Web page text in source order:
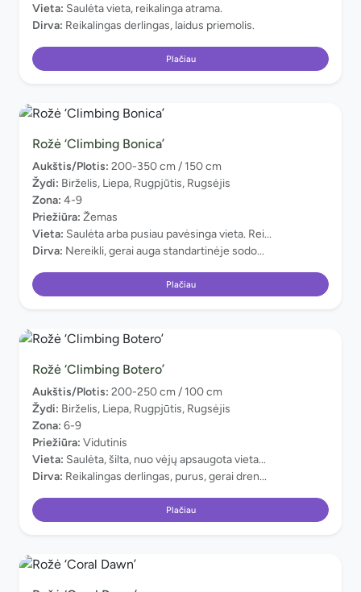
Vieta: Saulėta vieta, reikalinga atrama.
Dirva: Reikalingas derlingas, laidus priemolis.
Plačiau
Rožė ‘Climbing Bonica’
Aukštis/Plotis: 200-350 cm / 150 cm
Žydi: Birželis, Liepa, Rugpjūtis, Rugsėjis
Zona: 4-9
Priežiūra: Žemas
Vieta: Saulėta arba pusiau pavėsinga vieta. Rei...
Dirva: Nereikli, gerai auga standartinėje sodo...
Plačiau
Rožė ‘Climbing Botero’
Aukštis/Plotis: 200-250 cm / 100 cm
Žydi: Birželis, Liepa, Rugpjūtis, Rugsėjis
Zona: 6-9
Priežiūra: Vidutinis
Vieta: Saulėta, šilta, nuo vėjų apsaugota vieta...
Dirva: Reikalingas derlingas, purus, gerai dren...
Plačiau